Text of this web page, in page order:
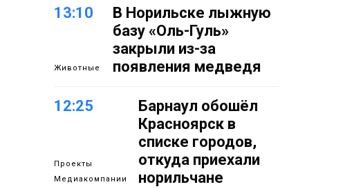
13:10
Животные
В Норильске лыжную
базу «Оль-Гуль»
закрыли из-за
появления медведя
12:25
Проекты
Медиакомпании
Барнаул обошёл
Красноярск в
списке городов,
откуда приехали
норильчане